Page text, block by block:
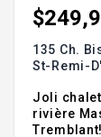
135 Ch.
St-Remi-
Joli
rivière